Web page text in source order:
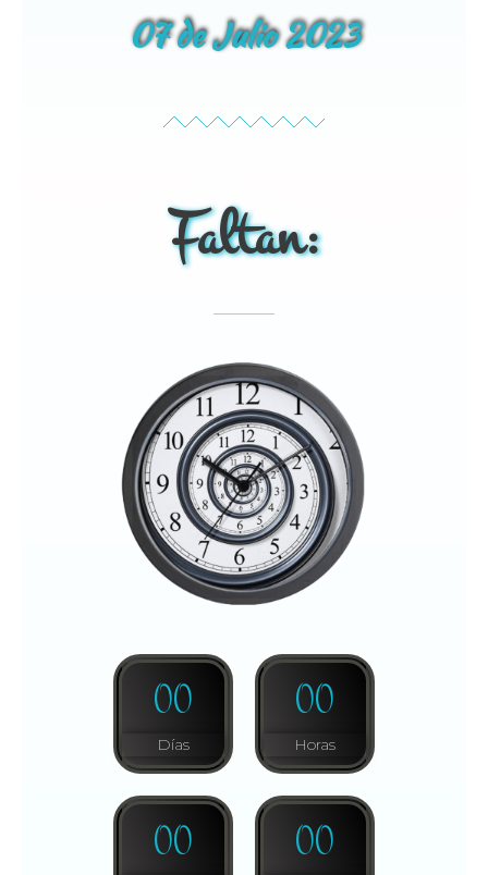
07 de Julio 2023
Faltan:
00
Días
00
Horas
00 00